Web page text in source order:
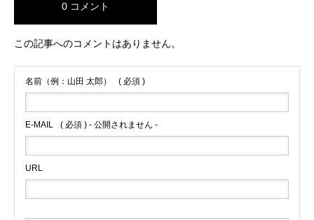
0 コメント
この記事へのコメントはありません。
名前（例：山田 太郎） ( 必須 )
E-MAIL ( 必須 ) - 公開されません -
URL